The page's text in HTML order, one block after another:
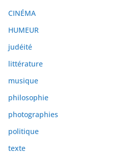
e
s
CINÉMA
HUMEUR
judéité
littérature
musique
philosophie
photographies
politique
texte